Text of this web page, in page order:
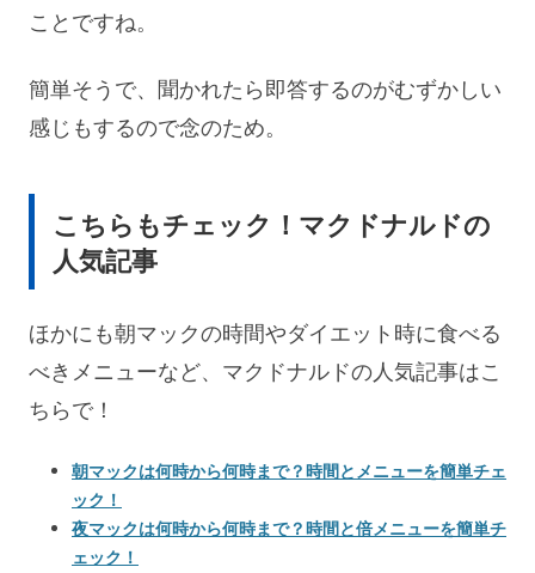
ことですね。
簡単そうで、聞かれたら即答するのがむずかしい
感じもするので念のため。
こちらもチェック！マクドナルドの
人気記事
ほかにも朝マックの時間やダイエット時に食べる
べきメニューなど、マクドナルドの人気記事はこ
ちらで！
朝マックは何時から何時まで？時間とメニューを簡単チェ
ック！
夜マックは何時から何時まで？時間と倍メニューを簡単チ
ェック！